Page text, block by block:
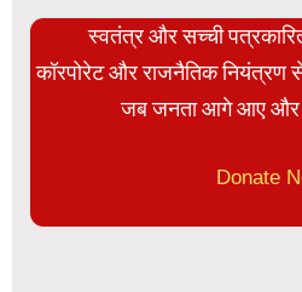
स्वतंत्र और सच्ची
कॉरपोरेट और राजनैतिक नियंत्रण
जब जनता आगे आए और
Donate